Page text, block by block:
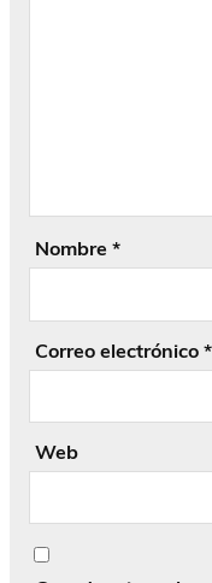
Nombre *
Correo electrónico *
Web